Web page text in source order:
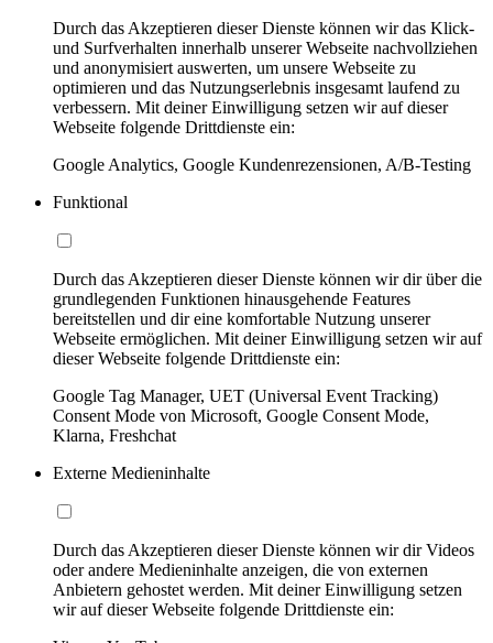
Durch das Akzeptieren dieser Dienste können wir das Klick-
und Surfverhalten innerhalb unserer Webseite nachvollziehen
und anonymisiert auswerten, um unsere Webseite zu
optimieren und das Nutzungserlebnis insgesamt laufend zu
verbessern. Mit deiner Einwilligung setzen wir auf dieser
Webseite folgende Drittdienste ein:
Google Analytics, Google Kundenrezensionen, A/B-Testing
Funktional
Durch das Akzeptieren dieser Dienste können wir dir über die
grundlegenden Funktionen hinausgehende Features
bereitstellen und dir eine komfortable Nutzung unserer
Webseite ermöglichen. Mit deiner Einwilligung setzen wir auf
dieser Webseite folgende Drittdienste ein:
Google Tag Manager, UET (Universal Event Tracking)
Consent Mode von Microsoft, Google Consent Mode,
Klarna, Freshchat
Externe Medieninhalte
Durch das Akzeptieren dieser Dienste können wir dir Videos
oder andere Medieninhalte anzeigen, die von externen
Anbietern gehostet werden. Mit deiner Einwilligung setzen
wir auf dieser Webseite folgende Drittdienste ein: